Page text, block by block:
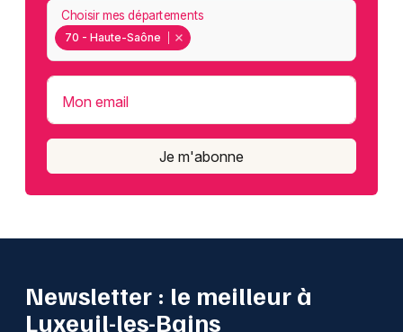
70 - Haute-Saône
Choisir mes départements
Mon email
Je m'abonne
Newsletter : le meilleur à
Luxeuil-les-Bains